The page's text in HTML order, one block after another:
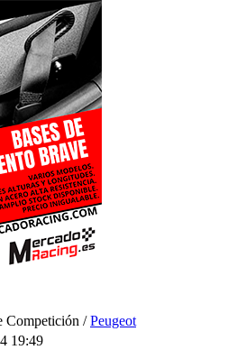
Competición /Peugeot
19:49